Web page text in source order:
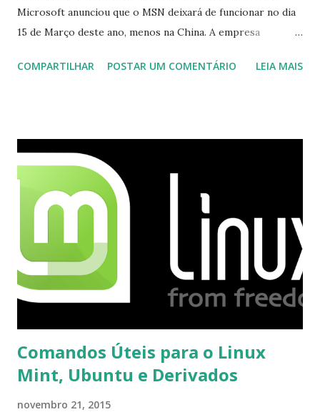
Microsoft anunciou que o MSN deixará de funcionar no dia
15 de Março deste ano, menos na China. A empresa
integrado com o serviço do MSN, segundo a empresa, os
o Windows Live (assim como muitos profissionais de TI) ,
mesmo na versão para Linux, claro, sempre existem outras
opções e o Pidgin, que se mostra como opção.
COMPARTILHAR POSTAR UM COMENTÁRIO LEIA MAIS
Comandos Úteis para o Linux
Mint, Ubuntu e Derivados
novembro 21, 2015